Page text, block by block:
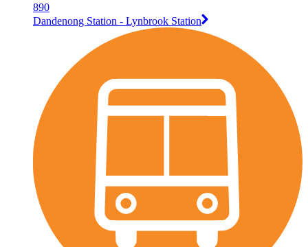
890
Dandenong Station - Lynbrook Station